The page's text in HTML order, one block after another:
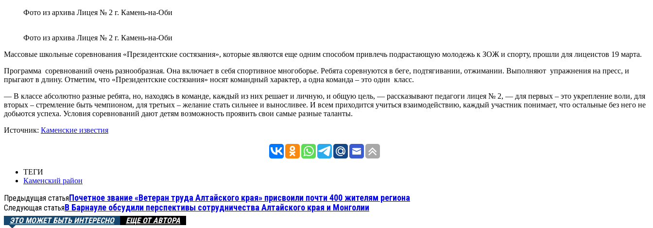
Фото из архива Лицея № 2 г. Камень-на-Оби
Фото из архива Лицея № 2 г. Камень-на-Оби
Массовые школьные соревнования «Президентские состязания», которые являются еще одним способом привлечь подрастающую молодежь к ЗОЖ и спорту, прошли для лицеистов 19 марта.
Программа соревнований очень разнообразная. Она включает в себя спортивное многоборье. Ребята соревнуются в беге, подтягивании, отжимании. Выполняют упражнения на пресс, и
прыгают в длину. Отметим, что «Президентские состязания» носят командный характер, а одна команда – это один класс.
— В классе абсолютно разные ребята, но, находясь в команде, каждый из них решает и личную, и общую цель, — рассказывают педагоги лицея № 2, — для первых – это укрепление воли, для
вторых – стремление быть чемпионом, для третьих – желание стать сильнее и выносливее. И всем приходится учиться взаимодействию, каждый участник понимает, что остальные без него не
добьются успеха. Условия соревнований дают детям возможность проявить свои самые разные таланты.
Источник: Каменские известия
ТЕГИ
Каменский район
Предыдущая статьяПочетное звание «Ветеран труда Алтайского края» присвоили почти 400 жителям региона
Следующая статьяВ Барнауле обсудили перспективы сотрудничества Алтайского края и Монголии
ЭТО МОЖЕТ БЫТЬ ИНТЕРЕСНО ЕЩЕ ОТ АВТОРА